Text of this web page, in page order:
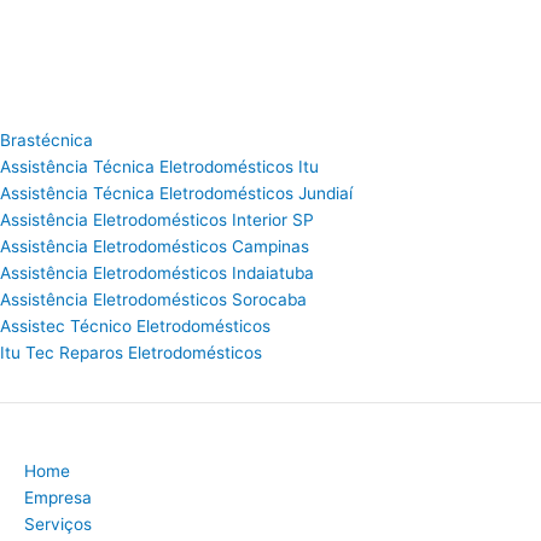
Brastécnica
Assistência Técnica Eletrodomésticos Itu
Assistência Técnica Eletrodomésticos Jundiaí
Assistência Eletrodomésticos Interior SP
Assistência Eletrodomésticos Campinas
Assistência Eletrodomésticos Indaiatuba
Assistência Eletrodomésticos Sorocaba
Assistec Técnico Eletrodomésticos
Itu Tec Reparos Eletrodomésticos
Home
Empresa
Serviços